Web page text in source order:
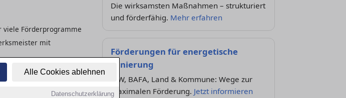
Alle Cookies ablehnen
Datenschutzerklärung
viele Förderprogramme
mit
anfordern
Die wirksamsten Maßnahmen – strukturiert
und förderfähig. Mehr erfahren
Förderungen für energetische
Sanierung
KfW, BAFA, Land & Kommune: Wege zur
maximalen Förderung. Jetzt informieren